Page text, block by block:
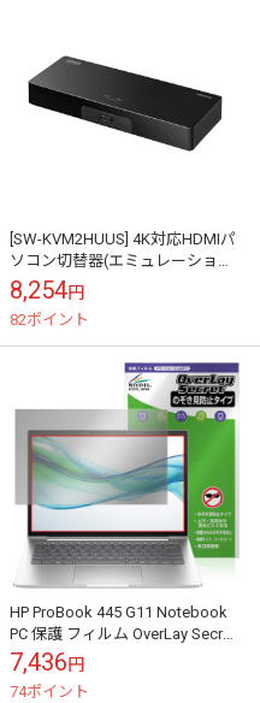
[SW-KVM2HUUS] 4K対応HDMIパ
ソコン切替器(エミュレーション
非搭載・2:1)
8,254円
82ポイント
HP ProBook 445 G11 Notebook
PC 保護 フィルム OverLay Secret
for ノートパソコン...
7,436円
74ポイント